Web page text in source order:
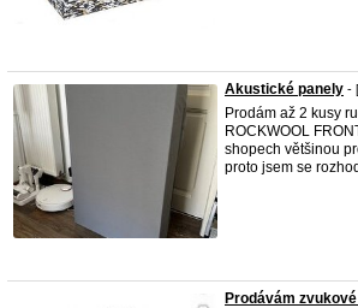
Akustické panely -
Prodám až 2 kusy
ROCKWOOL
shopech většinou
proto jsem se
Prodávám